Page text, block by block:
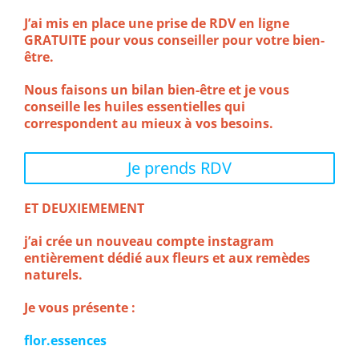
J’ai mis en place une prise de RDV en ligne
GRATUITE pour vous conseiller pour votre bien-
être.
Nous faisons un bilan bien-être et je vous
conseille les huiles essentielles qui
correspondent au mieux à vos besoins.
Je prends RDV
ET DEUXIEMEMENT
j’ai crée un nouveau compte instagram
entièrement dédié aux fleurs et aux remèdes
naturels.
Je vous présente :
flor.essences